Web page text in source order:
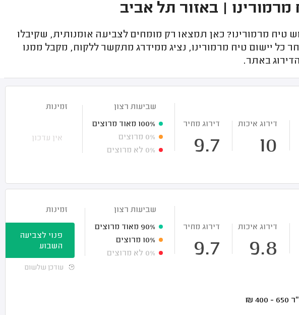
מרמורינו | באזור תל אביב
מרמורינו? כאן תמצאו רק מומחים לצביעה אומנותית, שקיבלו
כל יישום טיח מרמורינו, נציג ממידרג מתקשר ללקוח, מקבל ממנו
באתר.
דירוג איכות
10
דירוג מחיר
9.7
שביעות רצון
100% מאוד מרוצים
0% מרוצים
0% לא מרוצים
זמינות
אין עדכון
דירוג איכות
9.8
דירוג מחיר
9.7
שביעות רצון
90% מאוד מרוצים
10% מרוצים
0% לא מרוצים
זמינות
פנוי לצביעה
השבוע
עודכן שלשום
650 - 400
₪